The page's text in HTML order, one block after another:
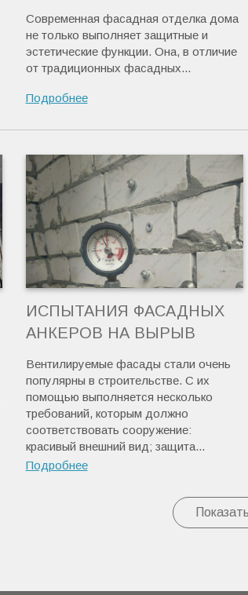
Современная фасадная отделка дома
не только выполняет защитные и
эстетические функции. Она, в отличие
от традиционных фасадных...
Подробнее
ИСПЫТАНИЯ ФАСАДНЫХ
АНКЕРОВ НА ВЫРЫВ
Вентилируемые фасады стали очень
популярны в строительстве. С их
помощью выполняется несколько
требований, которым должно
соответствовать сооружение:
красивый внешний вид; защита...
Подробнее